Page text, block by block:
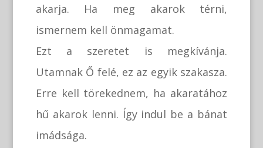
akarja. Ha meg akarok térni,
ismernem kell önmagamat.
Ezt a szeretet is megkívánja.
Utamnak Ő felé, ez az egyik szakasza.
Erre kell törekednem, ha akaratához
hű akarok lenni. Így indul be a bánat
imádsága.